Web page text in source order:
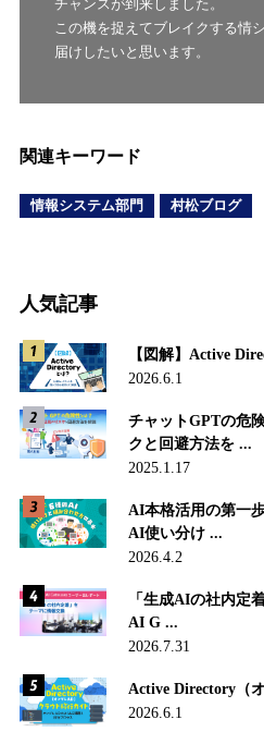
チャンスが到来しました。
この機を捉えてブレイクする情
届けしたいと思います。
関連キーワード
情報システム部門 村松ブログ
人気記事
【図解】Active
2026.6.1
チャットGPTの危
クと回避方法を ...
2025.1.17
AI本格活用の第一
AI使い分け ...
2026.4.2
「生成AIの社内定
AI G ...
2026.7.31
Active Directory（
2026.6.1